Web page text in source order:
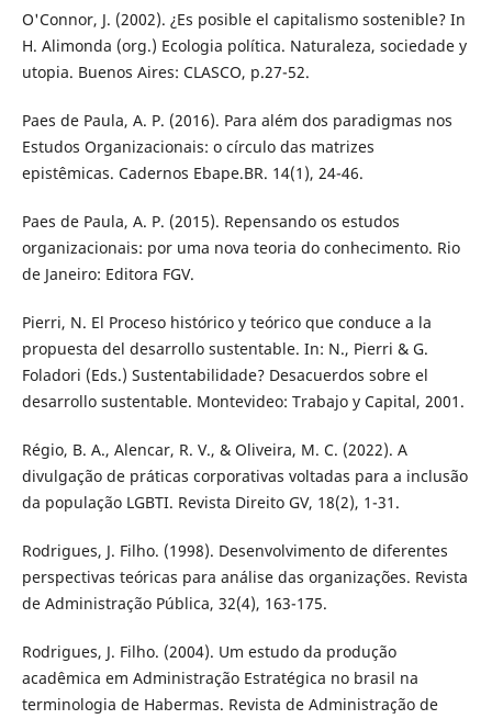
O'Connor, J. (2002). ¿Es posible el capitalismo sostenible? In
H. Alimonda (org.) Ecologia política. Naturaleza, sociedade y
utopia. Buenos Aires: CLASCO, p.27-52.
Paes de Paula, A. P. (2016). Para além dos paradigmas nos
Estudos Organizacionais: o círculo das matrizes
epistêmicas. Cadernos Ebape.BR. 14(1), 24-46.
Paes de Paula, A. P. (2015). Repensando os estudos
organizacionais: por uma nova teoria do conhecimento. Rio
de Janeiro: Editora FGV.
Pierri, N. El Proceso histórico y teórico que conduce a la
propuesta del desarrollo sustentable. In: N., Pierri & G.
Foladori (Eds.) Sustentabilidade? Desacuerdos sobre el
desarrollo sustentable. Montevideo: Trabajo y Capital, 2001.
Régio, B. A., Alencar, R. V., & Oliveira, M. C. (2022). A
divulgação de práticas corporativas voltadas para a inclusão
da população LGBTI. Revista Direito GV, 18(2), 1-31.
Rodrigues, J. Filho. (1998). Desenvolvimento de diferentes
perspectivas teóricas para análise das organizações. Revista
de Administração Pública, 32(4), 163-175.
Rodrigues, J. Filho. (2004). Um estudo da produção
acadêmica em Administração Estratégica no brasil na
terminologia de Habermas. Revista de Administração de